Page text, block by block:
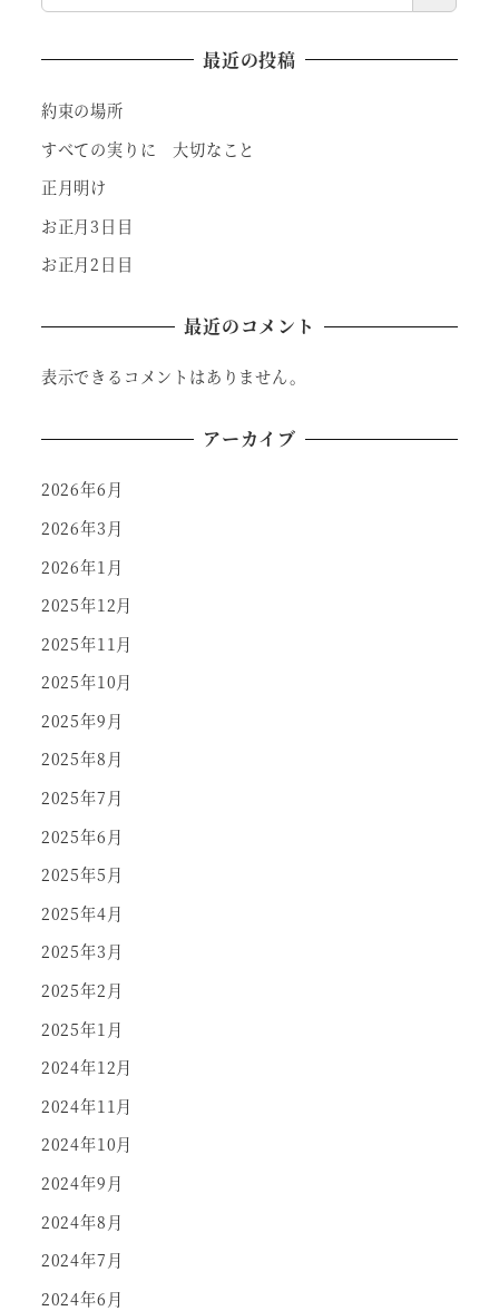
最近の投稿
約束の場所
すべての実りに 大切なこと
正月明け
お正月3日目
お正月2日目
最近のコメント
表示できるコメントはありません。
アーカイブ
2026年6月
2026年3月
2026年1月
2025年12月
2025年11月
2025年10月
2025年9月
2025年8月
2025年7月
2025年6月
2025年5月
2025年4月
2025年3月
2025年2月
2025年1月
2024年12月
2024年11月
2024年10月
2024年9月
2024年8月
2024年7月
2024年6月